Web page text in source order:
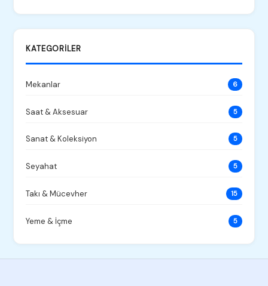
KATEGORILER
Mekanlar 6
Saat & Aksesuar 5
Sanat & Koleksiyon 5
Seyahat 5
Takı & Mücevher 15
Yeme & İçme 5